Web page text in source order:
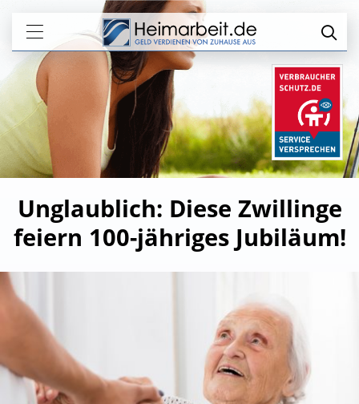
Unglaublich: Diese Zwillinge
feiern 100-jähriges Jubiläum!